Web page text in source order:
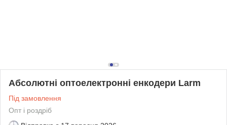
Абсолютні оптоелектронні енкодери Larm
Під замовлення
Опт і роздріб